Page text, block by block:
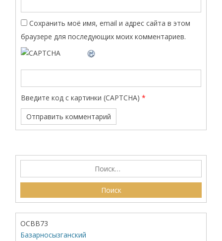
Сохранить моё имя, email и адрес сайта в этом
браузере для последующих моих комментариев.
Введите код с картинки (CAPTCHA) *
ОСВВ73
Базарносызганский